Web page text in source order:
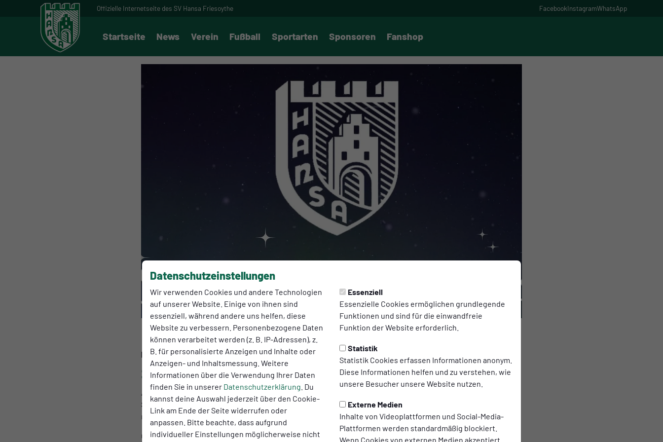
Datenschutzeinstellungen
Wir verwenden Cookies und andere Technologien
auf unserer Website. Einige von ihnen sind
essenziell, während andere uns helfen, diese
Website zu verbessern. Personenbezogene Daten
können verarbeitet werden (z. B. IP-Adressen), z.
B. für personalisierte Anzeigen und Inhalte oder
Anzeigen- und Inhaltsmessung. Weitere
Informationen über die Verwendung Ihrer Daten
finden Sie in unserer Datenschutzerklärung . Du
kannst deine Auswahl jederzeit über den Cookie-
Link am Ende der Seite widerrufen oder
anpassen. Bitte beachte, dass aufgrund
individueller Einstellungen möglicherweise nicht
Essenziell
Essenzielle Cookies ermöglichen grundlegende
Funktionen und sind für die einwandfreie
Funktion der Website erforderlich.
Statistik
Statistik Cookies erfassen Informationen anonym.
Diese Informationen helfen und zu verstehen, wie
unsere Besucher unsere Website nutzen.
Externe Medien
Inhalte von Videoplattformen und Social-Media-
Plattformen werden standardmäßig blockiert.
Wenn Cookies von externen Medien akzeptiert
Offizielle Internetseite des SV Hansa Friesoythe FacebookInstagramWhatsApp
Startseite News Verein Fußball Sportarten Sponsoren Fanshop
INFOS Dienstag, 03.02.2026 10:07 Uhr
Sportlerball am 7.2.
Am Samstag, den 7.2. findet der traditionsreiche Sportlerball des SV Hansa 2026 statt. Neben der Wahl zur
Sportlerin oder zum Sportler des Jahres erwartet die Gäste eine reichhaltige Tombola und ein schöner Abend
mit viel Spaß und Geselligkeit.
Gefeiert wird wie immer im Hotel Landhaus Pollmeyer in Vordersten Thüle. Einlass ist ab 19 Uhr und ab 19:30